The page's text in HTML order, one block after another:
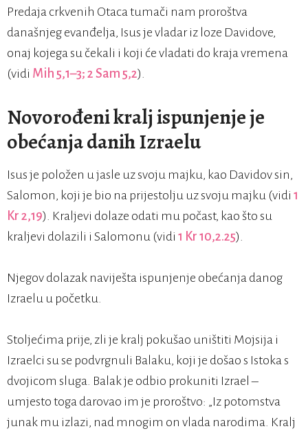
Predaja crkvenih Otaca tumači nam proroštva
današnjeg evanđelja, Isus je vladar iz loze Davidove,
onaj kojega su čekali i koji će vladati do kraja vremena
(vidi Mih 5,1–3; 2 Sam 5,2).
Novorođeni kralj ispunjenje je
obećanja danih Izraelu
Isus je položen u jasle uz svoju majku, kao Davidov sin,
Salomon, koji je bio na prijestolju uz svoju majku (vidi 1
Kr 2,19). Kraljevi dolaze odati mu počast, kao što su
kraljevi dolazili i Salomonu (vidi 1 Kr 10,2.25).
Njegov dolazak naviješta ispunjenje obećanja danog
Izraelu u početku.
Stoljećima prije, zli je kralj pokušao uništiti Mojsija i
Izraelci su se podvrgnuli Balaku, koji je došao s Istoka s
dvojicom sluga. Balak je odbio prokuniti Izrael –
umjesto toga darovao im je proroštvo: „Iz potomstva
junak mu izlazi, nad mnogim on vlada narodima. Kralj